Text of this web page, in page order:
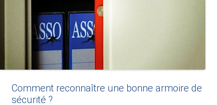
Comment reconnaître une bonne armoire de
sécurité ?